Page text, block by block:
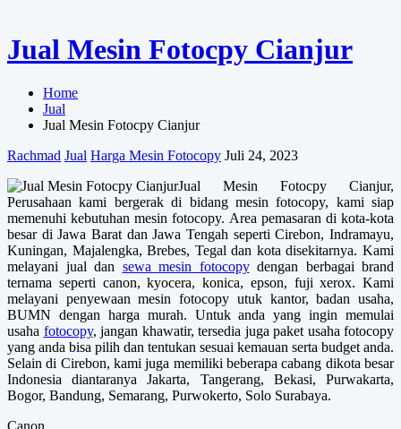
Jual Mesin Fotocpy Cianjur
Home
Jual
Jual Mesin Fotocpy Cianjur
Rachmad Jual Harga Mesin Fotocopy Juli 24, 2023
Jual Mesin Fotocpy Cianjur,
Perusahaan kami bergerak di bidang mesin fotocopy, kami siap
memenuhi kebutuhan mesin fotocopy. Area pemasaran di kota-kota
besar di Jawa Barat dan Jawa Tengah seperti Cirebon, Indramayu,
Kuningan, Majalengka, Brebes, Tegal dan kota disekitarnya. Kami
melayani jual dan sewa mesin fotocopydengan berbagai brand
ternama seperti canon, kyocera, konica, epson, fuji xerox. Kami
melayani penyewaan mesin fotocopy utuk kantor, badan usaha,
BUMN dengan harga murah. Untuk anda yang ingin memulai
usaha fotocopy, jangan khawatir, tersedia juga paket usaha fotocopy
yang anda bisa pilih dan tentukan sesuai kemauan serta budget anda.
Selain di Cirebon, kami juga memiliki beberapa cabang dikota besar
Indonesia diantaranya Jakarta, Tangerang, Bekasi, Purwakarta,
Bogor, Bandung, Semarang, Purwokerto, Solo Surabaya.